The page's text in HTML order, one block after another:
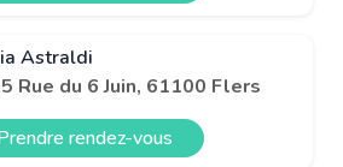
Astraldi
Rue du 6 Juin, 61100 Flers
rendez-vous